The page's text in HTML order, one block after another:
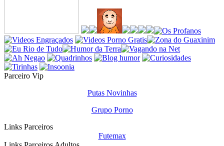
Parceiro Vip
Putas Novinhas
Grupo Porno
Links Parceiros
Futemax